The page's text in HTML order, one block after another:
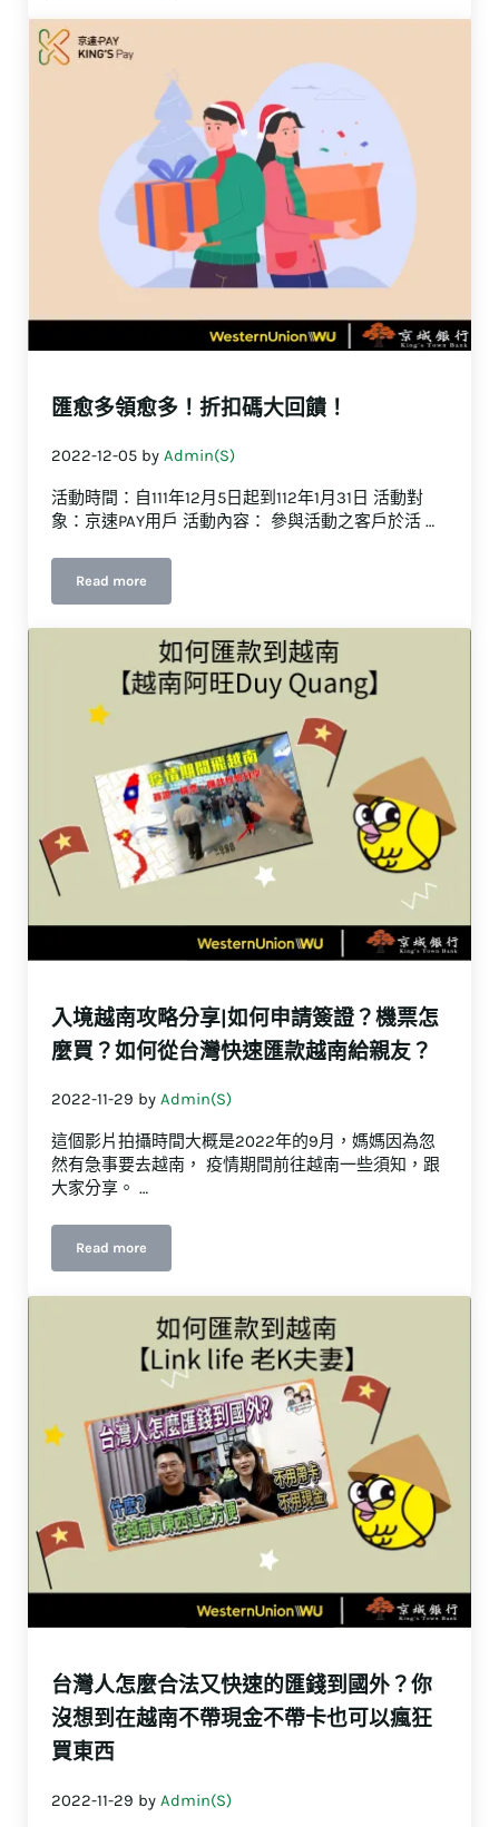
匯愈多領愈多！折扣碼大回饋！
2022-12-05 byAdmin(S)
活動時間：自111年12月5日起到112年1月31日 活動對
象：京速PAY用戶 活動內容： 參與活動之客戶於活 …
Read more匯愈多領愈多！折扣碼大回饋！
入境越南攻略分享|如何申請簽證？機票怎
麼買？如何從台灣快速匯款越南給親友？
2022-11-29 byAdmin(S)
這個影片拍攝時間大概是2022年的9月，媽媽因為忽
然有急事要去越南， 疫情期間前往越南一些須知，跟
大家分享。 …
Read more入境越南攻略分享|如何申請簽證？機票怎麼買？如何從台灣
台灣人怎麼合法又快速的匯錢到國外？你
沒想到在越南不帶現金不帶卡也可以瘋狂
買東西
2022-11-29 byAdmin(S)